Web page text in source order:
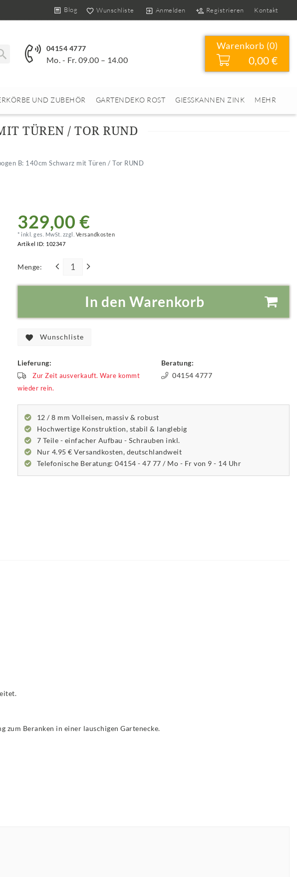
Blog Wunschliste Anmelden Registrieren Kontakt
04154 4777
Mo. - Fr. 09.00 – 14.00
Warenkorb (0)
0,00 €
UND ZUBEHÖR GARTENDEKO ROST GIESSKANNEN ZINK MEHR
TÜREN / TOR RUND
B: 140cm Schwarz mit Türen / Tor RUND
329,00 €
* inkl. ges. MwSt. zzgl.
Versandkosten
Artikel ID: 102347
Menge:
In den Warenkorb
Wunschliste
Lieferung:
Zur Zeit ausverkauft. Ware kommt
wieder rein.
Beratung:
04154 4777
12 / 8 mm Volleisen, massiv & robust
Hochwertige Konstruktion, stabil & langlebig
7 Teile - einfacher Aufbau - Schrauben inkl.
Nur 4.95 € Versandkosten, deutschlandweit
Telefonische Beratung: 04154 - 47 77 / Mo - Fr von 9 - 14 Uhr
zum Beranken in einer lauschigen Gartenecke.